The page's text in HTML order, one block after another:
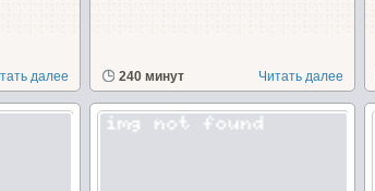
далее 240 минут Читать далее